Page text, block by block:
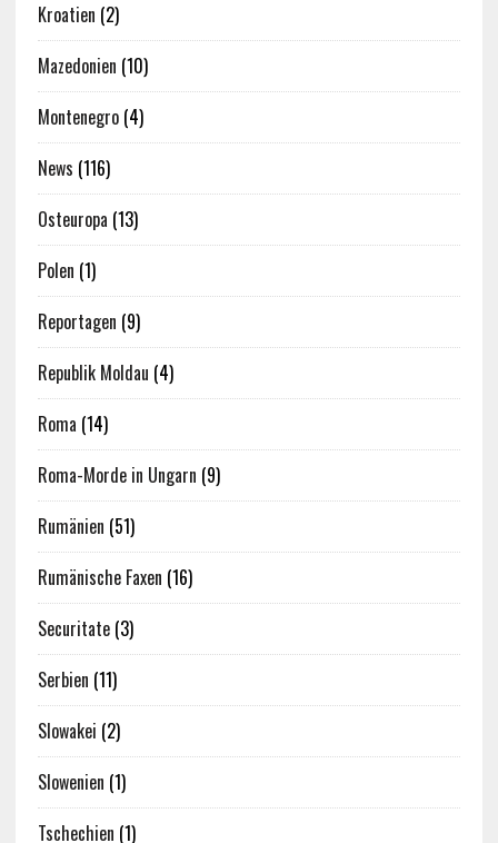
Kroatien (2)
Mazedonien (10)
Montenegro(4)
News (116)
Osteuropa (13)
Polen (1)
Reportagen (9)
Republik Moldau (4)
Roma (14)
Roma-Morde in Ungarn (9)
Rumänien (51)
Rumänische Faxen (16)
Securitate(3)
Serbien (11)
Slowakei (2)
Slowenien (1)
Tschechien (1)